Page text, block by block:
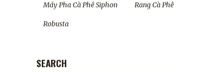
Máy Pha Cà Phê Siphon Rang Cà Phê
Robusta
SEARCH